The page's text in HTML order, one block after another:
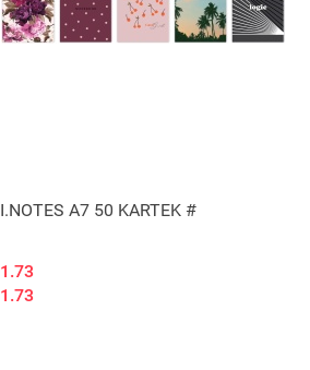
I.NOTES A7 50 KARTEK #
1.73
1.73